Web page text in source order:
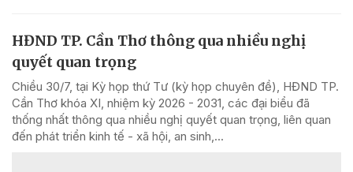
HĐND TP. Cần Thơ thông qua nhiều nghị
quyết quan trọng
Chiều 30/7, tại Kỳ họp thứ Tư (kỳ họp chuyên đề), HĐND TP.
Cần Thơ khóa XI, nhiệm kỳ 2026 - 2031, các đại biểu đã
thống nhất thông qua nhiều nghị quyết quan trọng, liên quan
đến phát triển kinh tế - xã hội, an sinh,...